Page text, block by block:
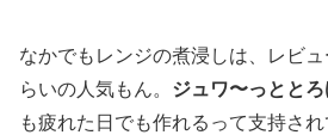
なかでもレンジの煮浸しは、レビュ
らいの人気もん。 ジュワ〜っとと
も疲れた日でも作れるって支持さ